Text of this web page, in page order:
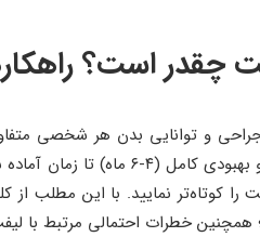
است؟
سینوس لیفت شامل بهبودی
کوتاه‌تر نمایید. با این مطلب از
همچنین خطرات احتمالی مرتبط با